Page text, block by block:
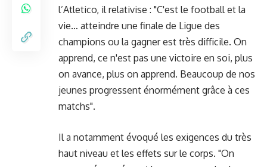
l’Atletico, il relativise : "C'est le football et la
vie… atteindre une finale de Ligue des
champions ou la gagner est très difficile. On
apprend, ce n'est pas une victoire en soi, plus
on avance, plus on apprend. Beaucoup de nos
jeunes progressent énormément grâce à ces
matchs".
Il a notamment évoqué les exigences du très
haut niveau et les effets sur le corps. "On